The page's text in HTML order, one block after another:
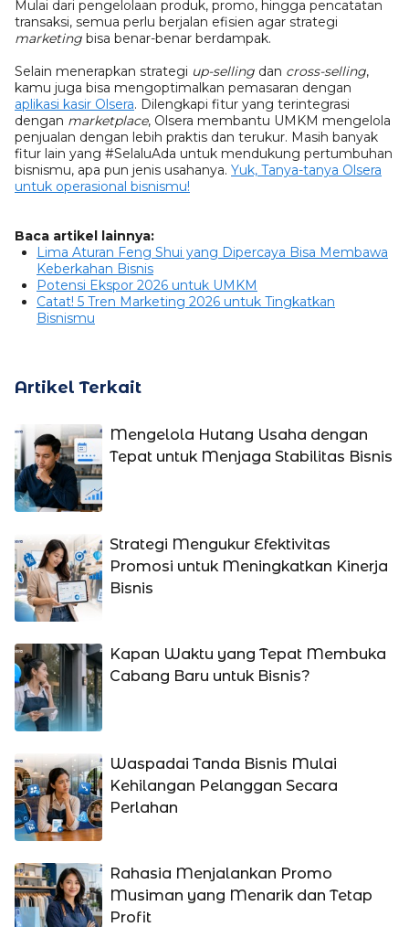
Mulai dari pengelolaan produk, promo, hingga pencatatan
transaksi, semua perlu berjalan efisien agar strategi
marketing bisa benar-benar berdampak.
Selain menerapkan strategi up-selling dan cross-selling,
kamu juga bisa mengoptimalkan pemasaran dengan
aplikasi kasir Olsera. Dilengkapi fitur yang terintegrasi
dengan marketplace, Olsera membantu UMKM mengelola
penjualan dengan lebih praktis dan terukur. Masih banyak
fitur lain yang #SelaluAda untuk mendukung pertumbuhan
bisnismu, apa pun jenis usahanya. Yuk, Tanya-tanya Olsera
untuk operasional bisnismu!
Baca artikel lainnya:
Lima Aturan Feng Shui yang Dipercaya Bisa Membawa
Keberkahan Bisnis
Potensi Ekspor 2026 untuk UMKM
Catat! 5 Tren Marketing 2026 untuk Tingkatkan
Bisnismu
Artikel Terkait
Mengelola Hutang Usaha dengan
Tepat untuk Menjaga Stabilitas Bisnis
Strategi Mengukur Efektivitas
Promosi untuk Meningkatkan Kinerja
Bisnis
Kapan Waktu yang Tepat Membuka
Cabang Baru untuk Bisnis?
Waspadai Tanda Bisnis Mulai
Kehilangan Pelanggan Secara
Perlahan
Rahasia Menjalankan Promo
Musiman yang Menarik dan Tetap
Profit